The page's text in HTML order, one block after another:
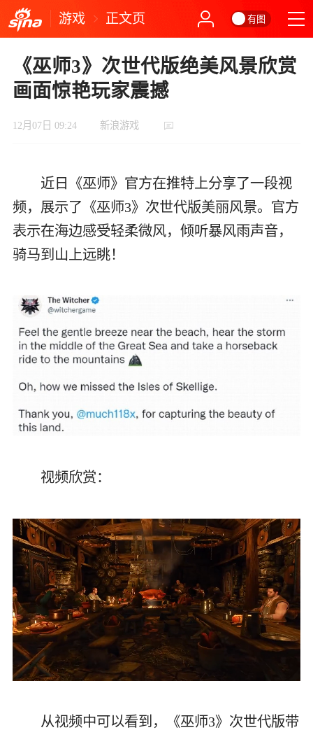
游戏 正文页 有图
《巫师3》次世代版绝美风景欣赏
画面惊艳玩家震撼
12月07日 09:24 新浪游戏
近日《巫师》官方在推特上分享了一段视
频，展示了《巫师3》次世代版美丽风景。官方
表示在海边感受轻柔微风，倾听暴风雨声音，
骑马到山上远眺！
视频欣赏：
Loaded:
77.49%
从视频中可以看到，《巫师3》次世代版带